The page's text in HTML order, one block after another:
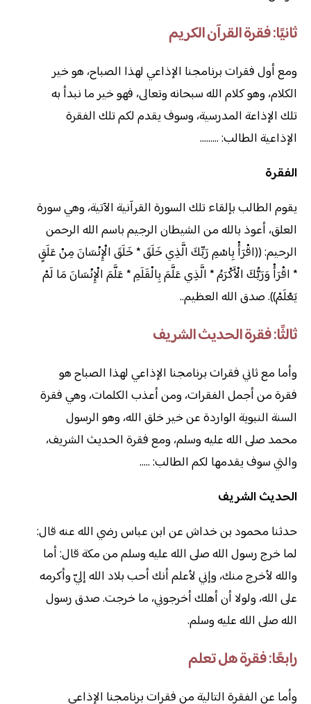
ثانيًا: فقرة القرآن الكريم
ومع أول فقرات برنامجنا الإذاعي لهذا الصباح، هو خير
الكلام، وهو كلام الله سبحانه وتعالى، فهو خير ما نبدأ به
تلك الإذاعة المدرسية، وسوف يقدم لكم تلك الفقرة
الإذاعية الطالب: ………
الفقرة
يقوم الطالب بإلقاء تلك السورة القرآنية الآتية، وهي سورة
العلق، أعوذ بالله من الشيطان الرجيم باسم الله الرحمن
الرحيم: ((اقْرَأْ بِاسْمِ رَبِّكَ الَّذِي خَلَقَ * خَلَقَ الْإِنْسَانَ مِنْ عَلَقٍ
* اقْرَأْ وَرَبُّكَ الْأَكْرَمُ * الَّذِي عَلَّمَ بِالْقَلَمِ * عَلَّمَ الْإِنْسَانَ مَا لَمْ
يَعْلَمْ)). صدق الله العظيم..
ثالثًا: فقرة الحديث الشريف
وأما مع ثاني فقرات برنامجنا الإذاعي لهذا الصباح هو
فقرة من أجمل الفقرات، ومن أعذب الكلمات، وهي فقرة
السنة النبوية الواردة عن خير خلق الله، وهو الرسول
محمد صلى الله عليه وسلم، ومع فقرة الحديث الشريف،
والتي سوف يقدمها لكم الطالب: …..
الحديث الشريف
حدثنا محمود بن خداش عن ابن عباس رضي الله عنه قال:
لما خرج رسول الله صلى الله عليه وسلم من مكة قال: أما
والله لأخرج منك، وإني لأعلم أنك أحب بلاد الله إليّ وأكرمه
على الله، ولولا أن أهلك أخرجوني، ما خرجت. صدق رسول
الله صلى الله عليه وسلم.
رابعًا: فقرة هل تعلم
وأما عن الفقرة التالية من فقرات برنامجنا الإذاعي